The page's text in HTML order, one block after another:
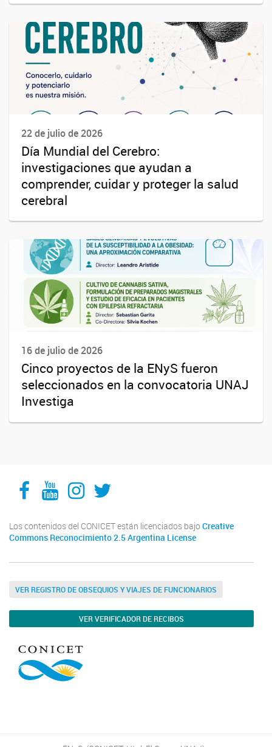
22 de julio de 2026
Día Mundial del Cerebro:
investigaciones que ayudan a
comprender, cuidar y proteger la salud
cerebral
16 de julio de 2026
Cinco proyectos de la ENyS fueron
seleccionados en la convocatoria UNAJ
Investiga
Facebook
YouTube
Instagram
Twitter
Los contenidos del CONICET están licenciados bajo Creative
Commons Reconocimiento 2.5 Argentina License
VER REGISTRO DE OBSEQUIOS Y VIAJES DE FUNCIONARIOS
VER VERIFICADOR DE RECIBOS